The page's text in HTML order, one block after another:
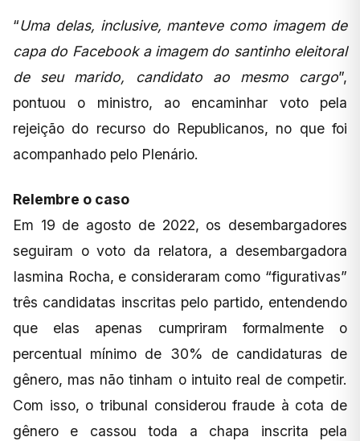
“Uma delas, inclusive, manteve como imagem de
capa do Facebook a imagem do santinho eleitoral
de seu marido, candidato ao mesmo cargo”,
pontuou o ministro, ao encaminhar voto pela
rejeição do recurso do Republicanos, no que foi
acompanhado pelo Plenário.
Relembre o caso
Em 19 de agosto de 2022, os desembargadores
seguiram o voto da relatora, a desembargadora
Iasmina Rocha, e consideraram como “figurativas”
três candidatas inscritas pelo partido, entendendo
que elas apenas cumpriram formalmente o
percentual mínimo de 30% de candidaturas de
gênero, mas não tinham o intuito real de competir.
Com isso, o tribunal considerou fraude à cota de
gênero e cassou toda a chapa inscrita pela